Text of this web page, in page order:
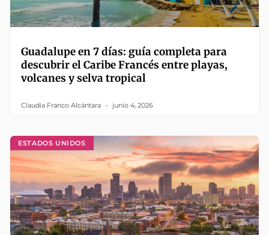
Guadalupe en 7 días: guía completa para
descubrir el Caribe Francés entre playas,
volcanes y selva tropical
Claudia Franco Alcántara junio 4, 2026
ESTADOS UNIDOS